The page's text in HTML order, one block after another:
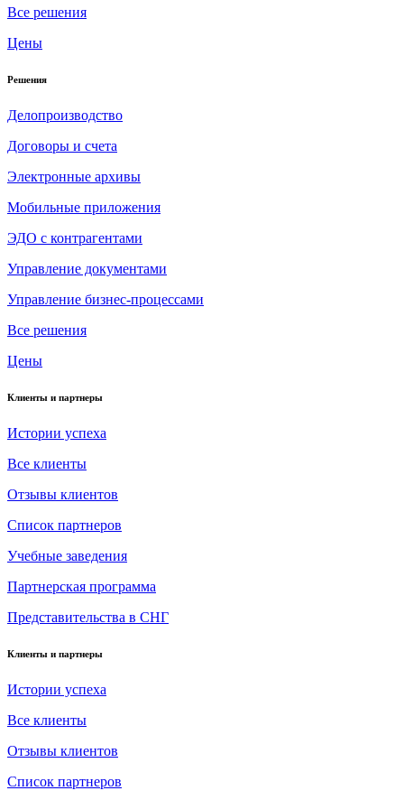
Все решения
Цены
Решения
Делопроизводство
Договоры и счета
Электронные архивы
Мобильные приложения
ЭДО с контрагентами
Управление документами
Управление бизнес-процессами
Все решения
Цены
Клиенты и партнеры
Истории успеха
Все клиенты
Отзывы клиентов
Список партнеров
Учебные заведения
Партнерская программа
Представительства в СНГ
Клиенты и партнеры
Истории успеха
Все клиенты
Отзывы клиентов
Список партнеров